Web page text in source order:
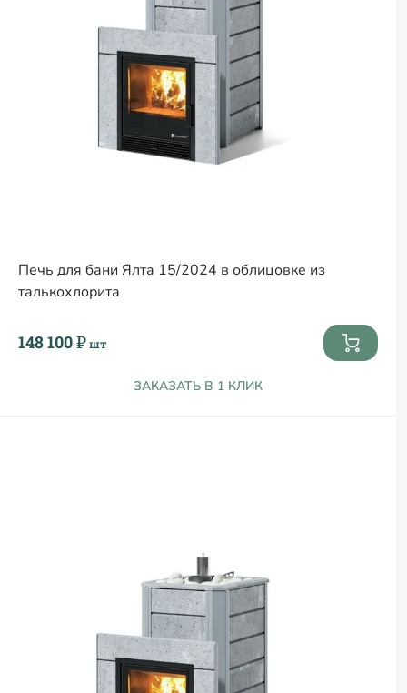
Печь для бани Ялта 15/2024 в облицовке из
талькохлорита
148 100 ₽шт
ЗАКАЗАТЬ В 1 КЛИК